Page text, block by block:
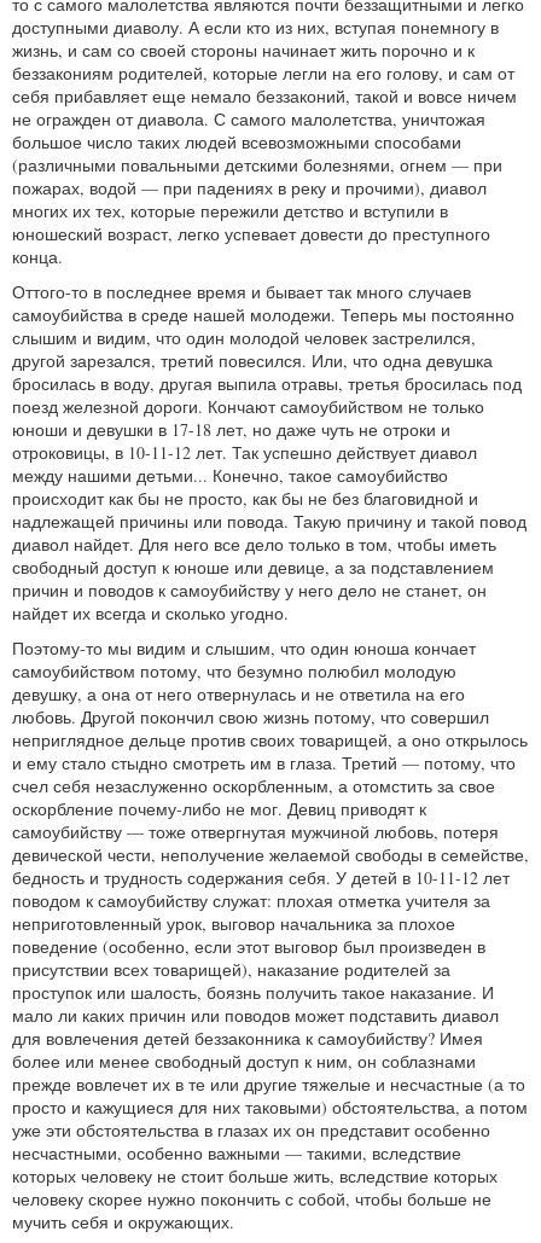
доступными диаволу. А если кто из них, вступая понемногу в
жизнь, и сам со своей стороны начинает жить порочно и к
беззакониям родителей, которые легли на его голову, и сам от
себя прибавляет еще немало беззаконий, такой и вовсе ничем
не огражден от диавола. С самого малолетства, уничтожая
большое число таких людей всевозможными способами
(различными повальными детскими болезнями, огнем — при
пожарах, водой — при падениях в реку и прочими), диавол
многих их тех, которые пережили детство и вступили в
юношеский возраст, легко успевает довести до преступного
конца.
Оттого-то в последнее время и бывает так много случаев
самоубийства в среде нашей молодежи. Теперь мы постоянно
слышим и видим, что один молодой человек застрелился,
другой зарезался, третий повесился. Или, что одна девушка
бросилась в воду, другая выпила отравы, третья бросилась под
поезд железной дороги. Кончают самоубийством не только
юноши и девушки в 17-18 лет, но даже чуть не отроки и
отроковицы, в 10-11-12 лет. Так успешно действует диавол
между нашими детьми... Конечно, такое самоубийство
происходит как бы не просто, как бы не без благовидной и
надлежащей причины или повода. Такую причину и такой повод
диавол найдет. Для него все дело только в том, чтобы иметь
свободный доступ к юноше или девице, а за подставлением
причин и поводов к самоубийству у него дело не станет, он
найдет их всегда и сколько угодно.
Поэтому-то мы видим и слышим, что один юноша кончает
самоубийством потому, что безумно полюбил молодую
девушку, а она от него отвернулась и не ответила на его
любовь. Другой покончил свою жизнь потому, что совершил
неприглядное дельце против своих товарищей, а оно открылось
и ему стало стыдно смотреть им в глаза. Третий — потому, что
счел себя незаслуженно оскорбленным, а отомстить за свое
оскорбление почему-либо не мог. Девиц приводят к
самоубийству — тоже отвергнутая мужчиной любовь, потеря
девической чести, неполучение желаемой свободы в семействе,
бедность и трудность содержания себя. У детей в 10-11-12 лет
поводом к самоубийству служат: плохая отметка учителя за
неприготовленный урок, выговор начальника за плохое
поведение (особенно, если этот выговор был произведен в
присутствии всех товарищей), наказание родителей за
проступок или шалость, боязнь получить такое наказание. И
мало ли каких причин или поводов может подставить диавол
для вовлечения детей беззаконника к самоубийству? Имея
более или менее свободный доступ к ним, он соблазнами
прежде вовлечет их в те или другие тяжелые и несчастные (а то
просто и кажущиеся для них таковыми) обстоятельства, а потом
уже эти обстоятельства в глазах их он представит особенно
несчастными, особенно важными — такими, вследствие
которых человеку не стоит больше жить, вследствие которых
человеку скорее нужно покончить с собой, чтобы больше не
мучить себя и окружающих.